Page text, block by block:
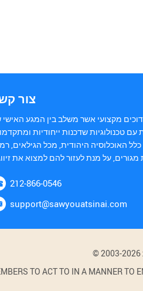
צור
מקצועי אשר משלב בין המגע
טכנולוגיות שדכנות ייחודיות
האוכלוסיה היהודית, מכל הגילאים,
212-866-0546
support@sawyouatsinai.com
TO ACT TO IN A MANNER TO